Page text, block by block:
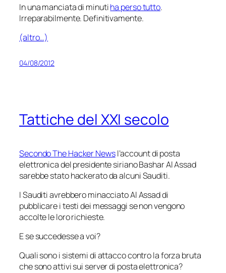
In una manciata di minutiha perso tutto.
Irreparabilmente. Definitivamente.
(altro…)
04/08/2012
Tattiche del XXI secolo
Secondo The Hacker Newsl’account di posta
elettronica del presidente siriano Bashar Al Assad
sarebbe stato hackerato da alcuni Sauditi.
I Sauditi avrebbero minacciato Al Assad di
pubblicare i testi dei messaggi se non vengono
accolte le loro richieste.
E se succedesse a voi?
Quali sono i sistemi di attacco contro la forza bruta
che sono attivi sui server di posta elettronica?